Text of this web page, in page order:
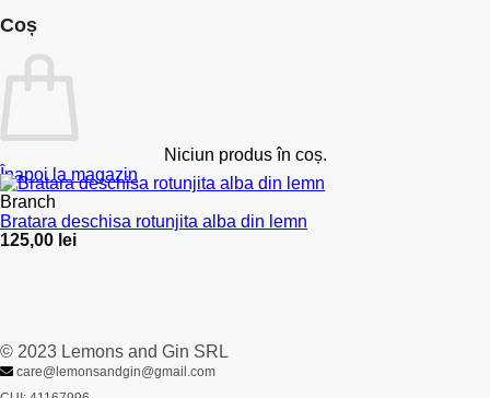
Coș
Niciun produs în coș.
Înapoi la magazin
Branch
Bratara deschisa rotunjita alba din lemn
125,00 lei
© 2023 Lemons and Gin SRL
care@lemonsandgin@gmail.com